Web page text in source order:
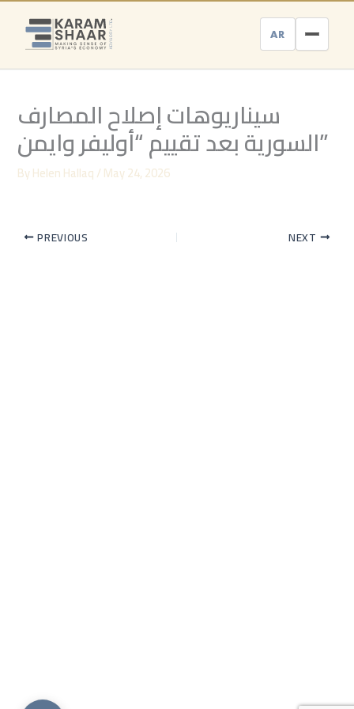
Skip
content
AR
سيناريوهات إصلاح المصارف
السورية بعد تقييم “أوليفر وايمن”
ByHelen Hallaq/May 24, 2026
PREVIOUS NEXT